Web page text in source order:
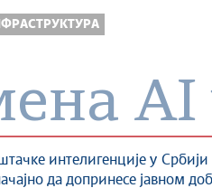
AI
интелигенције у
да допринесе јавном